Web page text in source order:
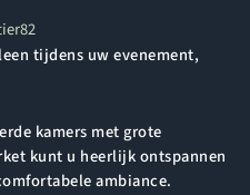
tijdens uw evenement,
kamers met grote
kunt u heerlijk ontspannen
ambiance.